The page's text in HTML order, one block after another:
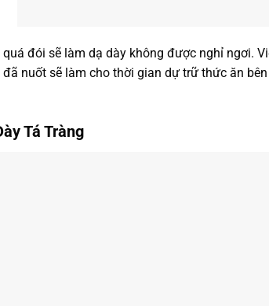
đói sẽ làm dạ dày không được nghỉ ngơi.
nuốt sẽ làm cho thời gian dự trữ thức ăn
Tá Tràng